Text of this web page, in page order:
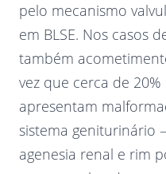
pelo mecanismo
em BLSE. Nos casos
também
vez que cerca de
apresentam
sistema geniturinário
agenesia renal e rim